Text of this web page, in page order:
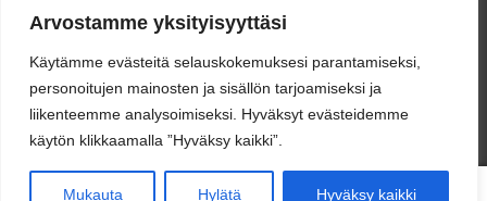
Arvostamme yksityisyyttäsi
Käytämme evästeitä selauskokemuksesi parantamiseksi,
personoitujen mainosten ja sisällön tarjoamiseksi ja
liikenteemme analysoimiseksi. Hyväksyt evästeidemme
käytön klikkaamalla ”Hyväksy kaikki”.
Mukauta Hylätä Hyväksy kaikki
Facebook
0